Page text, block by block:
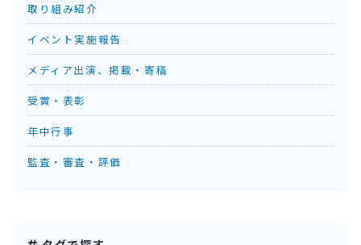
取り組み紹介
イベント実施報告
メディア出演、掲載・寄稿
受賞・表彰
年中行事
監査・審査・評価